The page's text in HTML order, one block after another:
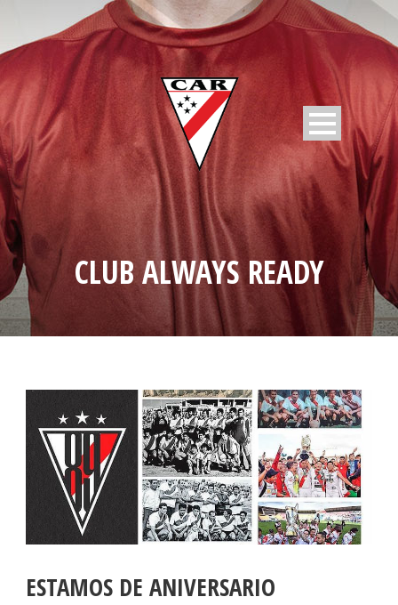
CLUB ALWAYS READY
ESTAMOS DE ANIVERSARIO